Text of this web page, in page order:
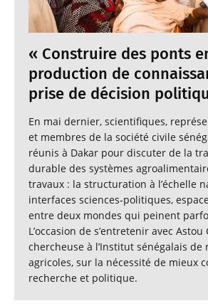
« Construire des ponts
production de
prise de décision
En mai dernier, scientifiques,
et membres de la société civile
réunis à Dakar pour discuter de la
durable des systèmes
travaux : la structuration à l’échelle
interfaces sciences-politiques,
entre deux mondes qui peinent
L’occasion de s’entretenir avec Astou
chercheuse à l’Institut sénégalais de
agricoles, sur la nécessité de mieux
recherche et politique.